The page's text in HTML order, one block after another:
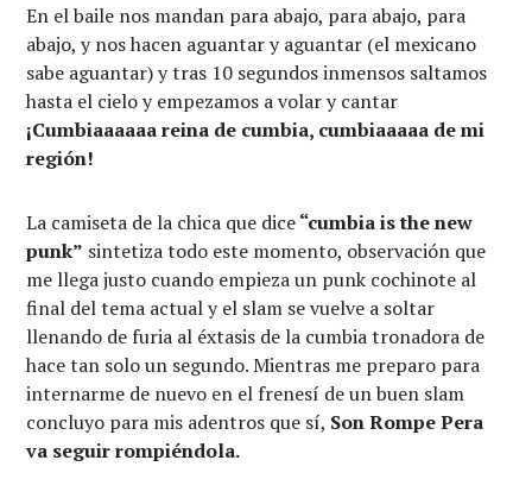
En el baile nos mandan para abajo, para abajo, para
abajo, y nos hacen aguantar y aguantar (el mexicano
sabe aguantar) y tras 10 segundos inmensos saltamos
hasta el cielo y empezamos a volar y cantar
¡Cumbiaaaaaa reina de cumbia, cumbiaaaaa de mi
región!
La camiseta de la chica que dice“cumbia is the new
punk” sintetiza todo este momento, observación que
me llega justo cuando empieza un punk cochinote al
final del tema actual y el slam se vuelve a soltar
llenando de furia al éxtasis de la cumbia tronadora de
hace tan solo un segundo. Mientras me preparo para
internarme de nuevo en el frenesí de un buen slam
concluyo para mis adentros que sí, Son Rompe Pera
va seguir rompiéndola.